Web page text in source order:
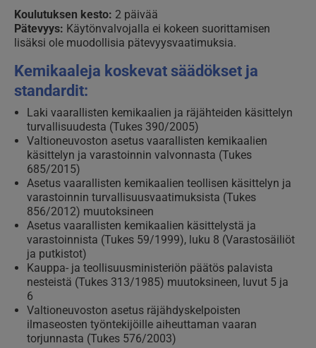
Koulutuksen kesto: 2 päivää
Pätevyys: Käytönvalvojalla ei kokeen suorittamisen
lisäksi ole muodollisia pätevyysvaatimuksia.
Kemikaaleja koskevat säädökset ja
standardit:
Laki vaarallisten kemikaalien ja räjähteiden käsittelyn
turvallisuudesta (Tukes 390/2005)
Valtioneuvoston asetus vaarallisten kemikaalien
käsittelyn ja varastoinnin valvonnasta (Tukes
685/2015)
Asetus vaarallisten kemikaalien teollisen käsittelyn ja
varastoinnin turvallisuusvaatimuksista (Tukes
856/2012) muutoksineen
Asetus vaarallisten kemikaalien käsittelystä ja
varastoinnista (Tukes 59/1999), luku 8 (Varastosäiliöt
ja putkistot)
Kauppa- ja teollisuusministeriön päätös palavista
nesteistä (Tukes 313/1985) muutoksineen, luvut 5 ja
6
Valtioneuvoston asetus räjähdyskelpoisten
ilmaseosten työntekijöille aiheuttaman vaaran
torjunnasta (Tukes 576/2003)